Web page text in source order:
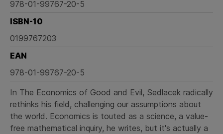
978-01-99767-20-5
ISBN-10
0199767203
EAN
978-01-99767-20-5
In The Economics of Good and Evil, Sedlacek radically
rethinks his field, challenging our assumptions about
the world. Economics is touted as a science, a value-
free mathematical inquiry, he writes, but it's actually a